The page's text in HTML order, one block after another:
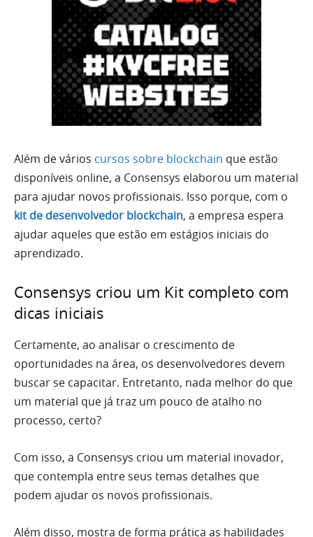
Além de vários cursos sobre blockchain que estão
disponíveis online, a Consensys elaborou um material
para ajudar novos profissionais. Isso porque, com o
kit de desenvolvedor blockchain, a empresa espera
ajudar aqueles que estão em estágios iniciais do
aprendizado.
Consensys criou um Kit completo com
dicas iniciais
Certamente, ao analisar o crescimento de
oportunidades na área, os desenvolvedores devem
buscar se capacitar. Entretanto, nada melhor do que
um material que já traz um pouco de atalho no
processo, certo?
Com isso, a Consensys criou um material inovador,
que contempla entre seus temas detalhes que
podem ajudar os novos profissionais.
Além disso, mostra de forma prática as habilidades